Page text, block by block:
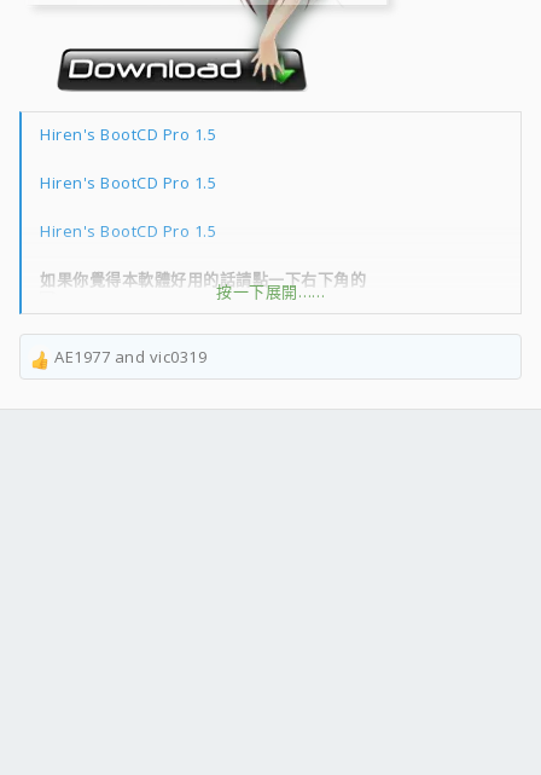
Hiren's BootCD Pro 1.5
Hiren's BootCD Pro 1.5
Hiren's BootCD Pro 1.5
如果你覺得本軟體好用的話請點一下右下角的
按一下展開……
R
a
AE1977 and vic0319